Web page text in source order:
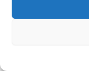
Todos los